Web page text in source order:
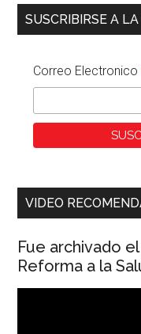
SUSCRIBIRSE A
Correo Electronico
VIDEO
Fue archivado
Reforma a la